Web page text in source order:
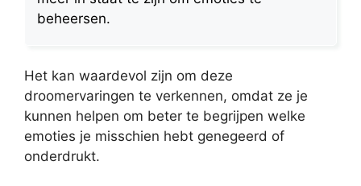
beheersen.
Het kan waardevol zijn om deze
droomervaringen te verkennen, omdat ze je
kunnen helpen om beter te begrijpen welke
emoties je misschien hebt genegeerd of
onderdrukt.